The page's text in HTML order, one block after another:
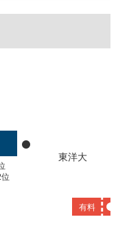
東洋大
有料